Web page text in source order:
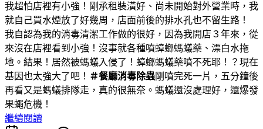
我超怕店裡有小強！剛承租裝潢好、尚未開始對外營業時，我
就自己買水煙放了好幾周，店面前後的排水孔也不留生路！
我自認為我的消毒清潔工作做的很好，因為我開店３年來，從
來沒在店裡看到小強！沒事就各種噴蟑螂螞蟻藥、漂白水拖
地。結果！居然被螞蟻入侵了！蟑螂螞蟻藥噴不死耶！？現在
基因也太強大了吧！ ＃餐廳消毒除蟲剛噴完死一片，五分鐘後
再看又是螞蟻排隊走，真的很無奈。螞蟻還沒處理好，還爆發
果蠅危機！
繼續閱讀